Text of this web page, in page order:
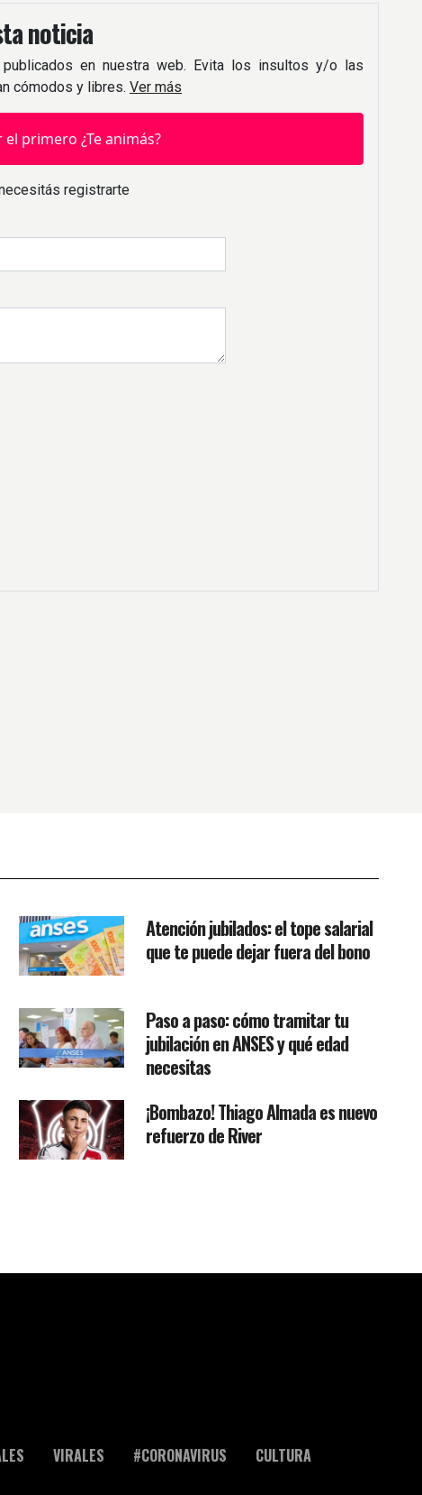
noticia
en nuestra web. Evita los insultos y/o las
cómodos y libres. Ver más
primero ¿Te animás?
registrarte
Atención jubilados: el tope salarial
que te puede dejar fuera del bono
Paso a paso: cómo tramitar tu
jubilación en ANSES y qué edad
necesitas
¡Bombazo! Thiago Almada es nuevo
refuerzo de River
VIRALES #CORONAVIRUS
CULTURA